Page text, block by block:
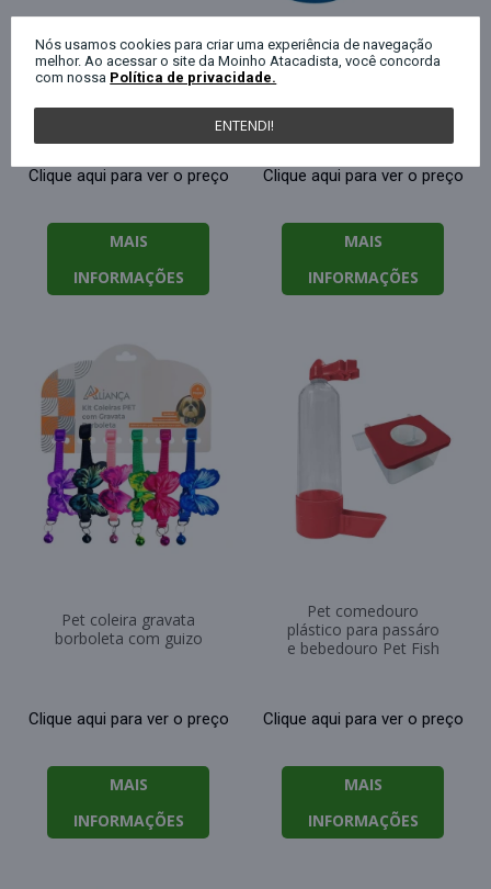
Comedouro plástico
para gato 190ml
15x11cm Pet Fish
Clique aqui para ver o preço
MAIS
INFORMAÇÕES
Comedouro plástico
sortidos
Clique aqui para ver o preço
MAIS
INFORMAÇÕES
Pet coleira gravata
borboleta com guizo
Clique aqui para ver o preço
MAIS
INFORMAÇÕES
Pet comedouro
plástico para passáro
e bebedouro Pet Fish
Clique aqui para ver o preço
MAIS
INFORMAÇÕES
Nós usamos cookies para criar uma experiência de navegação
melhor. Ao acessar o site da Moinho Atacadista, você concorda
com nossa Política de privacidade.
ENTENDI!